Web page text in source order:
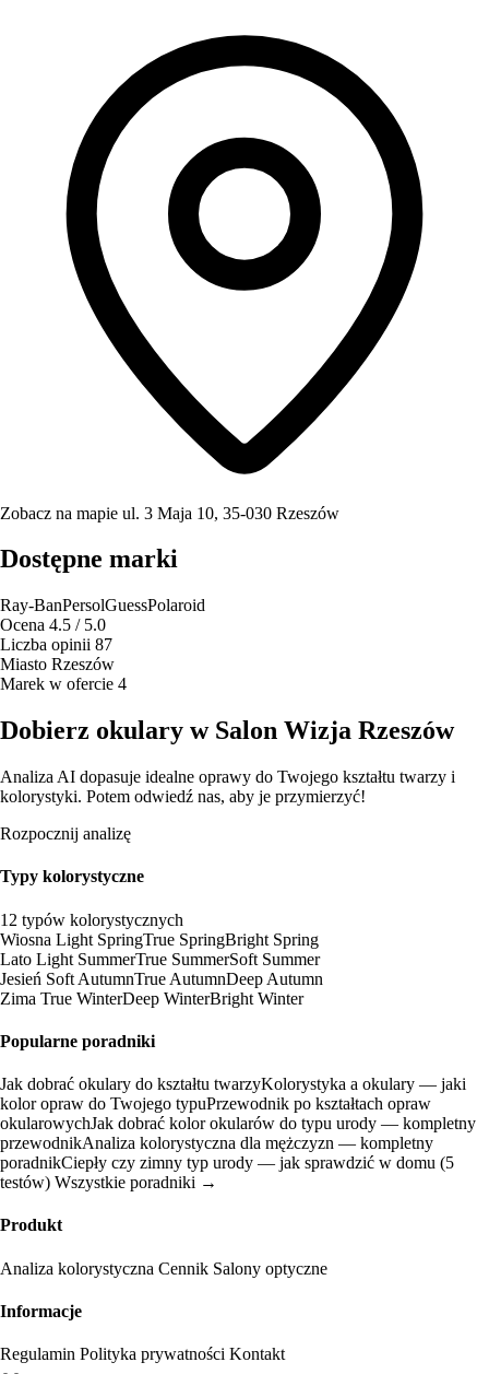
Zobacz na mapie ul. 3 Maja 10, 35-030 Rzeszów
Dostępne marki
Ray-BanPersolGuessPolaroid
Ocena 4.5 / 5.0
Liczba opinii 87
Miasto Rzeszów
Marek w ofercie 4
Dobierz okulary w Salon Wizja Rzeszów
Analiza AI dopasuje idealne oprawy do Twojego kształtu twarzy i
kolorystyki. Potem odwiedź nas, aby je przymierzyć!
Rozpocznij analizę
Typy kolorystyczne
12 typów kolorystycznych
Wiosna Light SpringTrue SpringBright Spring
Lato Light SummerTrue SummerSoft Summer
Jesień Soft AutumnTrue AutumnDeep Autumn
Zima True WinterDeep WinterBright Winter
Popularne poradniki
Jak dobrać okulary do kształtu twarzyKolorystyka a okulary — jaki
kolor opraw do Twojego typuPrzewodnik po kształtach opraw
okularowychJak dobrać kolor okularów do typu urody — kompletny
przewodnikAnaliza kolorystyczna dla mężczyzn — kompletny
poradnikCiepły czy zimny typ urody — jak sprawdzić w domu (5
testów) Wszystkie poradniki →
Produkt
Analiza kolorystyczna Cennik Salony optyczne
Informacje
Regulamin Polityka prywatności Kontakt